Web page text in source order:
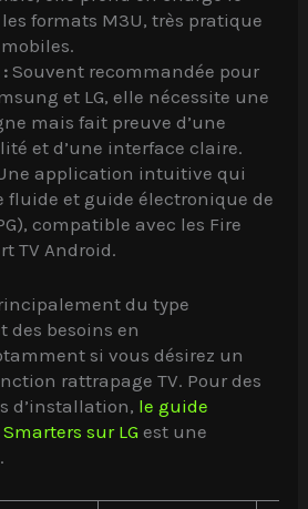
formats M3U, très pratique
Souvent recommandée pour
et LG, elle nécessite une
mais fait preuve d’une
et d’une interface claire.
application intuitive qui
fluide et guide électronique de
compatible avec les Fire
TV Android.
du type
des besoins en
si vous désirez un
rattrapage TV. Pour des
d’installation, le guide
sur LG est une